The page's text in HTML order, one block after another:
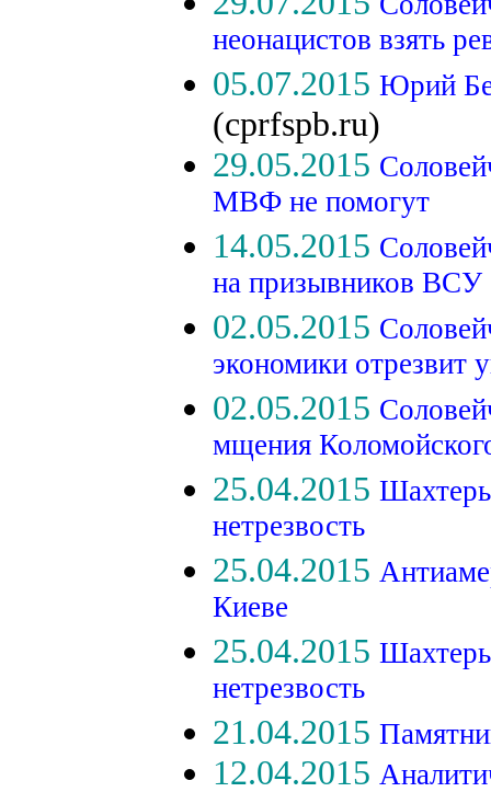
неонацистов взять
05.07.2015 Юрий
(cprfspb.ru)
29.05.2015
МВФ не помогут
14.05.2015
на призывников ВСУ
02.05.2015
экономики отрезвит
02.05.2015
мщения
25.04.2015
нетрезвость
25.04.2015
Киеве
25.04.2015
нетрезвость
21.04.2015
12.04.2015